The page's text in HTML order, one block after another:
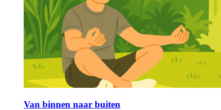
Van binnen naar buiten